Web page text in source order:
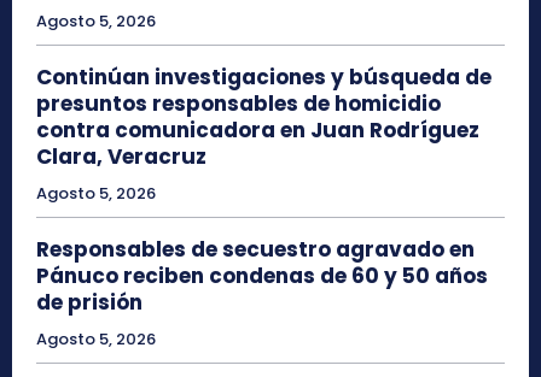
Agosto 5, 2026
Continúan investigaciones y búsqueda de
presuntos responsables de homicidio
contra comunicadora en Juan Rodríguez
Clara, Veracruz
Agosto 5, 2026
Responsables de secuestro agravado en
Pánuco reciben condenas de 60 y 50 años
de prisión
Agosto 5, 2026